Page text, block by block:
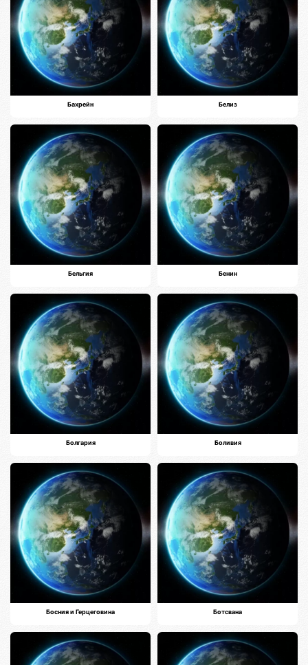
Бахрейн Белиз
Бельгия Бенин
Болгария Боливия
Босния и Герцеговина Ботсвана